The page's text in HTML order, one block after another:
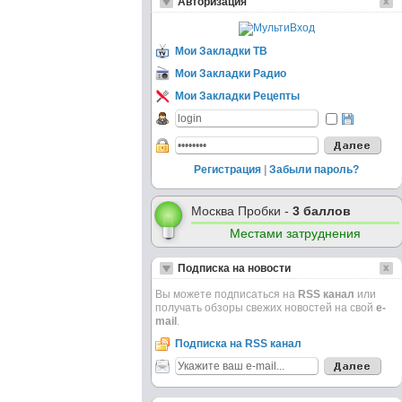
Мои Закладки ТВ
Мои Закладки Радио
Мои Закладки Рецепты
Регистрация Забыли пароль?
Москва Пробки - 3 баллов
Местами затруднения
Подписка на новости
Вы можете подписаться на RSS канал или
получать обзоры свежих новостей на свой e-
mail .
Подписка на RSS канал